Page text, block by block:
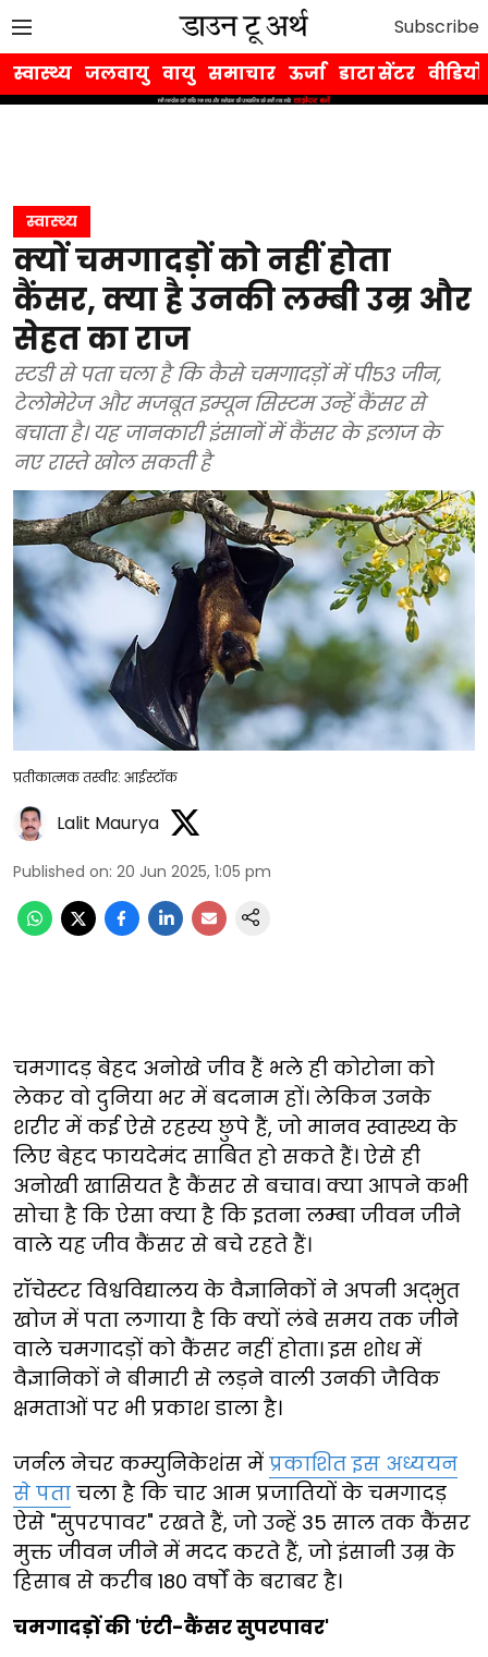
Subscribe
स्वास्थ्य जलवायु वायु समाचार ऊर्जा डाटा सेंटर वीडियो
स्वास्थ्य
क्यों चमगादड़ों को नहीं होता
कैंसर, क्या है उनकी लम्बी उम्र और
सेहत का राज
स्टडी से पता चला है कि कैसे चमगादड़ों में पी53 जीन,
टेलोमेरेज और मजबूत इम्यून सिस्टम उन्हें कैंसर से
बचाता है। यह जानकारी इंसानों में कैंसर के इलाज के
नए रास्ते खोल सकती है
प्रतीकात्मक तस्वीर: आईस्टॉक
Lalit Maurya
Published on: 20 Jun 2025, 1:05 pm
चमगादड़ बेहद अनोखे जीव हैं भले ही कोरोना को
लेकर वो दुनिया भर में बदनाम हों। लेकिन उनके
शरीर में कई ऐसे रहस्य छुपे हैं, जो मानव स्वास्थ्य के
लिए बेहद फायदेमंद साबित हो सकते हैं। ऐसे ही
अनोखी खासियत है कैंसर से बचाव। क्या आपने कभी
सोचा है कि ऐसा क्या है कि इतना लम्बा जीवन जीने
वाले यह जीव कैंसर से बचे रहते हैं।
रॉचेस्टर विश्वविद्यालय के वैज्ञानिकों ने अपनी अद्भुत
खोज में पता लगाया है कि क्यों लंबे समय तक जीने
वाले चमगादड़ों को कैंसर नहीं होता। इस शोध में
वैज्ञानिकों ने बीमारी से लड़ने वाली उनकी जैविक
क्षमताओं पर भी प्रकाश डाला है।
जर्नल नेचर कम्युनिकेशंस में प्रकाशित इस अध्ययन
से पता चला है कि चार आम प्रजातियों के चमगादड़
ऐसे "सुपरपावर" रखते हैं, जो उन्हें 35 साल तक कैंसर
मुक्त जीवन जीने में मदद करते हैं, जो इंसानी उम्र के
हिसाब से करीब 180 वर्षों के बराबर है।
चमगादड़ों की 'एंटी-कैंसर सुपरपावर'